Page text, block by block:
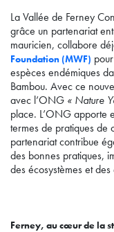
La Vallée de Ferney
grâce un partenariat
mauricien, collabore
Foundation (MWF)
espèces endémiques
Bambou. Avec ce
avec l’ONG « Nature
place. L’ONG apporte
termes de pratiques de
partenariat contribue
des bonnes pratiques,
des écosystèmes et des
Ferney, au cœur de la